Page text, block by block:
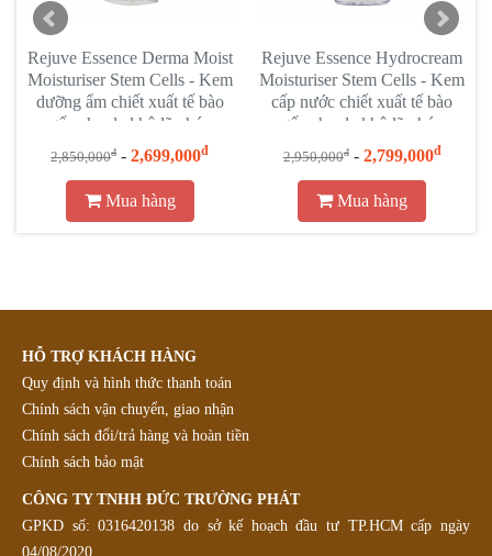
Rejuve Essence Derma Moist
Moisturiser Stem Cells - Kem
dưỡng ẩm chiết xuất tế bào
gốc cho da khô lão hóa
2,850,000đ-2,699,000đ
Mua hàng
Rejuve Essence Hydrocream
Moisturiser Stem Cells - Kem
cấp nước chiết xuất tế bào
gốc cho da khô lão hóa
2,950,000đ- 2,799,000đ
Mua hàng
HỖ TRỢ KHÁCH HÀNG
Quy định và hình thức thanh toán
Chính sách vận chuyển, giao nhận
Chính sách đổi/trả hàng và hoàn tiền
Chính sách bảo mật
CÔNG TY TNHH ĐỨC TRƯỜNG PHÁT
GPKD số: 0316420138 do sở kế hoạch đầu tư TP.HCM cấp ngày
04/08/2020.